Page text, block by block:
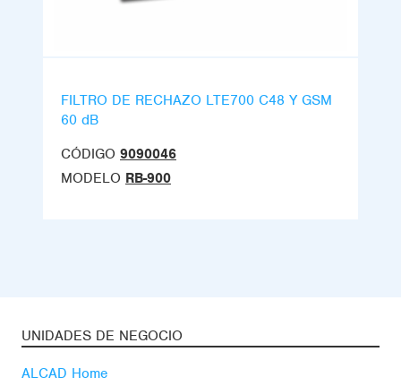
FILTRO DE RECHAZO LTE700 C48 Y GSM
60 dB
CÓDIGO 9090046
MODELO RB-900
UNIDADES DE NEGOCIO
ALCAD Home